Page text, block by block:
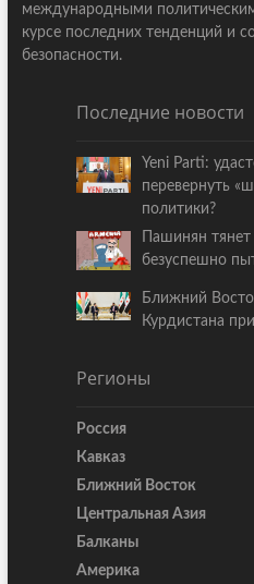
международными
курсе последних тенденций и
безопасности.
Последние новости
Yeni Parti:
перевернуть
политики?
Пашинян
безуспешно
Ближний
Курдистана
Регионы
Россия
Кавказ
Ближний Восток
Центральная Азия
Балканы
Америка